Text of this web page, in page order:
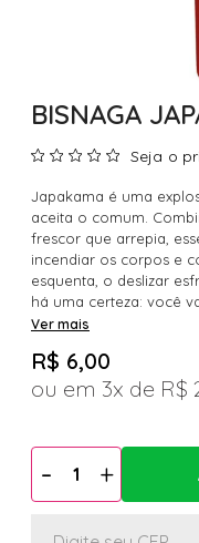
BISNAGA
Seja o
Japakama é uma
aceita o comum.
frescor que arrepia,
incendiar os corpos e
esquenta, o deslizar
há uma certeza: você
Ver mais
R$ 6,00
3x
R$